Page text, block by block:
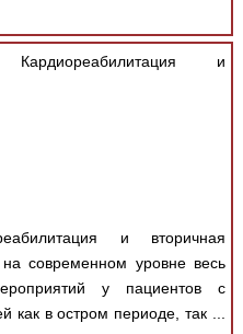
и
и вторичная
на современном уровне весь
у пациентов с
как в остром периоде, так ...